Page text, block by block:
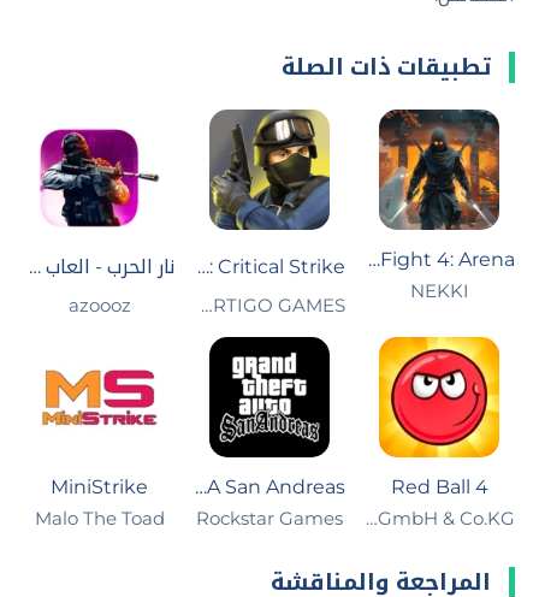
تطبيقات ذات الصلة
Shadow Fight 4: Arena
NEKKI
Critical Strike : العاب مسدسات
VERTIGO GAMES‏
نار الحرب - العاب حرب بدون نت
azoooz
Red Ball 4
FDG Entertainment GmbH & Co.KG‏
GTA San Andreas
Rockstar Games
MiniStrike
Malo The Toad‏
المراجعة والمناقشة